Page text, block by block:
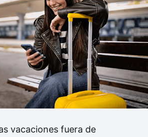
vacaciones fuera de